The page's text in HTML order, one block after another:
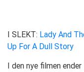
I SLEKT: Lady And
Up For A Dull Story
I den nye filmen